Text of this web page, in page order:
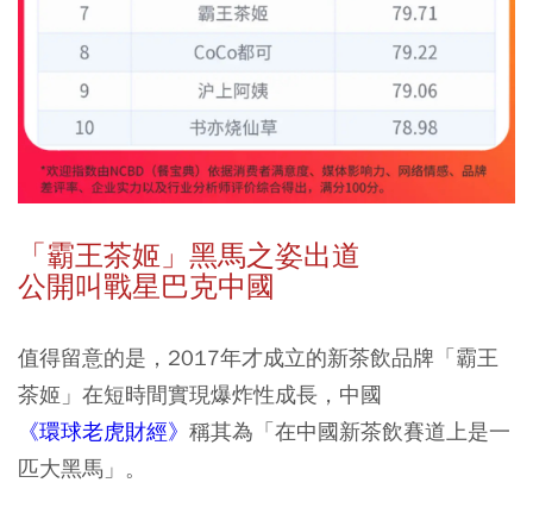
「霸王茶姬」黑馬之姿出道
公開叫戰星巴克中國
值得留意的是，2017年才成立的新茶飲品牌「霸王
茶姬」在短時間實現爆炸性成長，中國
《環球老虎財經》 稱其為「在中國新茶飲賽道上是一
匹大黑馬」。